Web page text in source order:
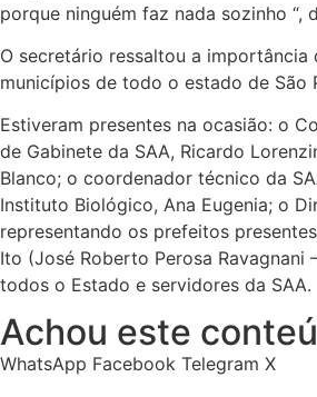
porque ninguém faz nada sozinho “,
O secretário ressaltou a
municípios de todo o estado de São
Estiveram presentes na ocasião: o
de Gabinete da SAA, Ricardo
Blanco; o coordenador técnico da
Instituto Biológico, Ana Eugenia; o
representando os prefeitos
Ito (José Roberto Perosa Ravagnani
todos o Estado e servidores da SAA.
Achou este
WhatsApp Facebook Telegram X